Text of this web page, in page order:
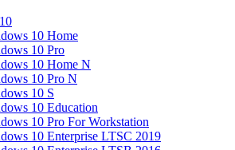
10 Home
10 Pro
10 Home N
10 Pro N
10 S
10 Education
10 Pro For Workstation
10 Enterprise LTSC 2019